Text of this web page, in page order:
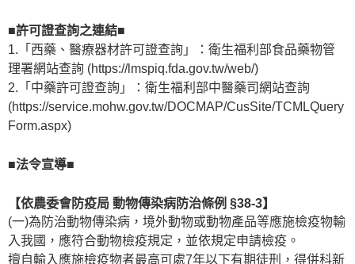
■許可證查詢之連結■
1.「西藥、醫療器材許可證查詢」：衛生福利部食品藥物管
理署網站查詢 (https://lmspiq.fda.gov.tw/web/)
2.「中藥許可證查詢」：衛生福利部中醫藥司網站查詢
(https://service.mohw.gov.tw/DOCMAP/CusSite/TCMLQuery
Form.aspx)
■法令宣導■
【依農委會防疫局 動物傳染病防治條例 §38-3】
(一)為防治動物傳染病，境外動物或動物產品等應施檢疫物輸
入我國，應符合動物檢疫規定，並依規定申請檢疫。
擅自輸入應施檢疫物者最高可處7年以下有期徒刑，得併科新